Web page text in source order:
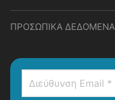
ΠΡΟΣΩΠΙΚΑ ΔΕΔΟΜΕΝΑ